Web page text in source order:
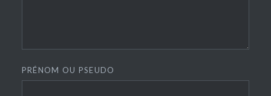
PRÉNOM OU PSEUDO